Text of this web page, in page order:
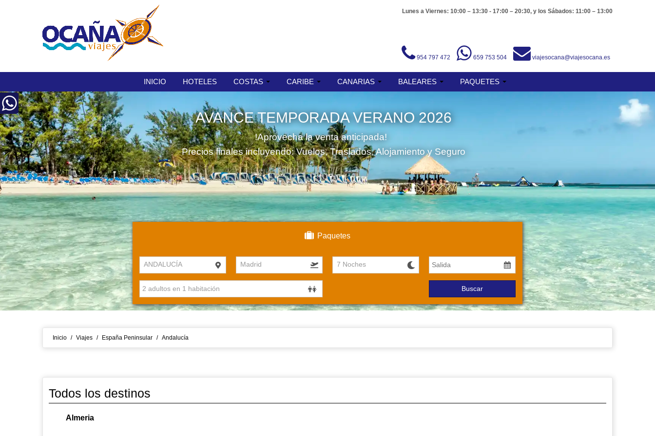
Lunes a Viernes: 10:00 – 13:30 - 17:00 – 20:30, y los Sábados: 11:00 – 13:00
954 797 472 659 753 504 viajesocana@viajesocana.es
INICIO HOTELES COSTAS CARIBE CANARIAS BALEARES PAQUETES
AVANCE TEMPORADA VERANO 2026
!Aprovecha la venta anticipada!
Precios finales incluyendo: Vuelos, Traslados, Alojamiento y Seguro
Paquetes
ANDALUCÍA Madrid 7 Noches
Buscar
Inicio / Viajes / España Peninsular / Andalucía
Todos los destinos
Almeria